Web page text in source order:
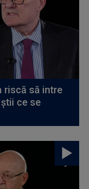
riscă să intre
ce se